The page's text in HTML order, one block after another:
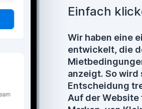
Einfach
Wir haben eine
entwickelt, die
anzeigt. So
Entscheidung
Auf der Website